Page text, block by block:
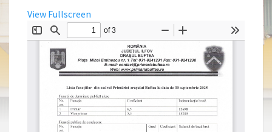
View Fullscreen